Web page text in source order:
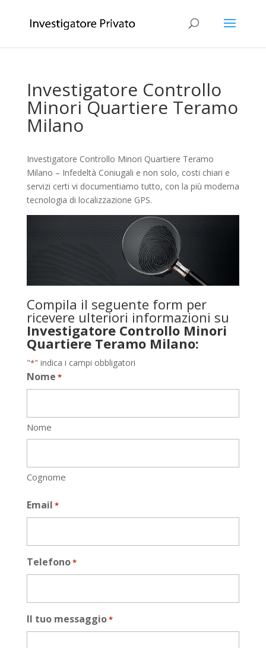
Investigatore Controllo
Minori Quartiere Teramo
Milano
Investigatore Controllo Minori Quartiere Teramo
Milano – Infedeltà Coniugali e non solo, costi chiari e
servizi certi vi documentiamo tutto, con la più moderna
tecnologia di localizzazione GPS.
Compila il seguente form per
ricevere ulteriori informazioni su
Investigatore Controllo Minori
Quartiere Teramo Milano:
"*" indica i campi obbligatori
Nome *
Nome
Cognome
Email *
Telefono*
Il tuo messaggio*